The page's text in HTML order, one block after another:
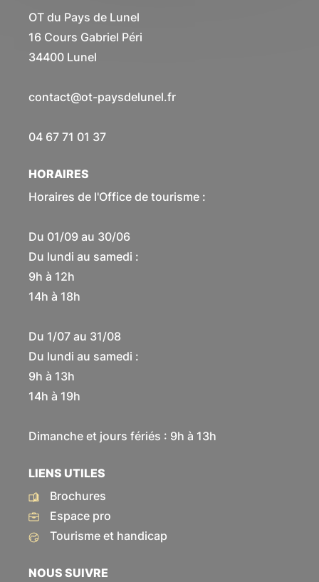
OT du Pays de Lunel
16 Cours Gabriel Péri
34400 Lunel
contact@ot-paysdelunel.fr
04 67 71 01 37
HORAIRES
Horaires de l'Office de tourisme :
Du 01/09 au 30/06
Du lundi au samedi :
9h à 12h
14h à 18h
Du 1/07 au 31/08
Du lundi au samedi :
9h à 13h
14h à 19h
Dimanche et jours fériés : 9h à 13h
LIENS UTILES
Brochures
Espace pro
Tourisme et handicap
NOUS SUIVRE